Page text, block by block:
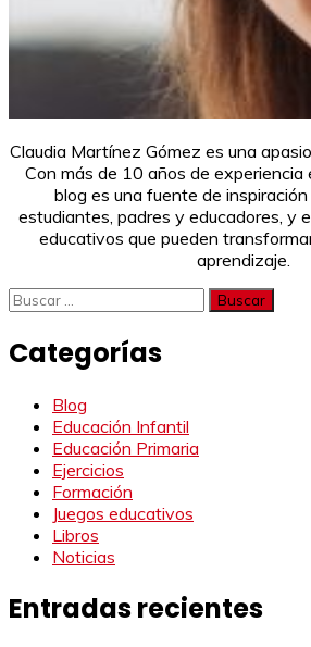
Claudia Martínez Gómez es una
Con más de 10 años de experiencia
blog es una fuente de
estudiantes, padres y educadores, y
educativos que pueden
aprendizaje.
Buscar:
Categorías
Blog
Educación Infantil
Educación Primaria
Ejercicios
Formación
Juegos educativos
Libros
Noticias
Entradas recientes